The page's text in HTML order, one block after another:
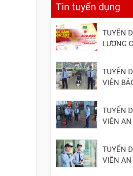
Tin tuyển dụng
TUYỂN
LƯƠNG CAO -
TUYỂN
VIÊN
TUYỂN
VIÊN
TUYỂN
VIÊN